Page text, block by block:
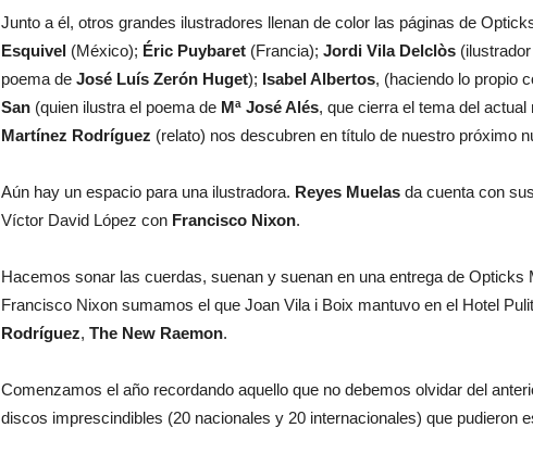
Junto a él, otros grandes ilustradores llenan de color las páginas de
Esquivel (México); Éric Puybaret (Francia); Jordi Vila Delclòs
poema de José Luís Zerón Huget); Isabel Albertos, (haciendo lo propio
San (quien ilustra el poema de Mª José Alés, que cierra el tema del actual
Martínez Rodríguez (relato) nos descubren en título de nuestro próximo
Aún hay un espacio para una ilustradora. Reyes Muelas da cuenta con
Víctor David López con Francisco Nixon.
Hacemos sonar las cuerdas, suenan y suenan en una entrega de
Francisco Nixon sumamos el que Joan Vila i Boix mantuvo en el Hotel
Rodríguez, The New Raemon.
Comenzamos el año recordando aquello que no debemos olvidar del
discos imprescindibles (20 nacionales y 20 internacionales) que pudieron